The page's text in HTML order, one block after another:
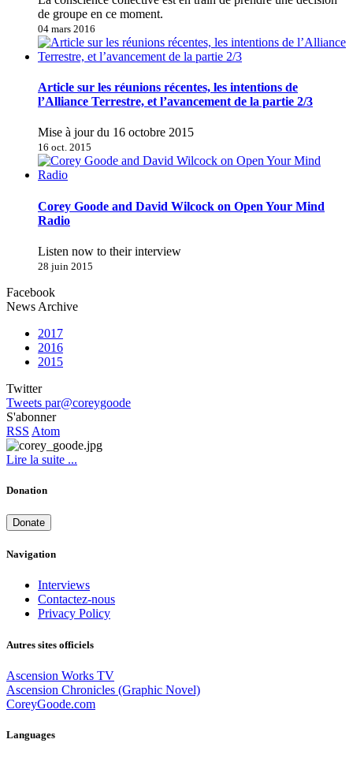
de groupe en ce moment.
04 mars 2016
Article sur les réunions récentes, les intentions de
l’Alliance Terrestre, et l’avancement de la partie 2/3
Mise à jour du 16 octobre 2015
16 oct. 2015
Corey Goode and David Wilcock on Open Your Mind
Radio
Listen now to their interview
28 juin 2015
Facebook
News Archive
2017
2016
2015
Twitter
Tweets par@coreygoode
S'abonner
RSS Atom
Lire la suite ...
Donation
Donate
Navigation
Interviews
Contactez-nous
Privacy Policy
Autres sites officiels
Ascension Works TV
Ascension Chronicles (Graphic Novel)
CoreyGoode.com
Languages